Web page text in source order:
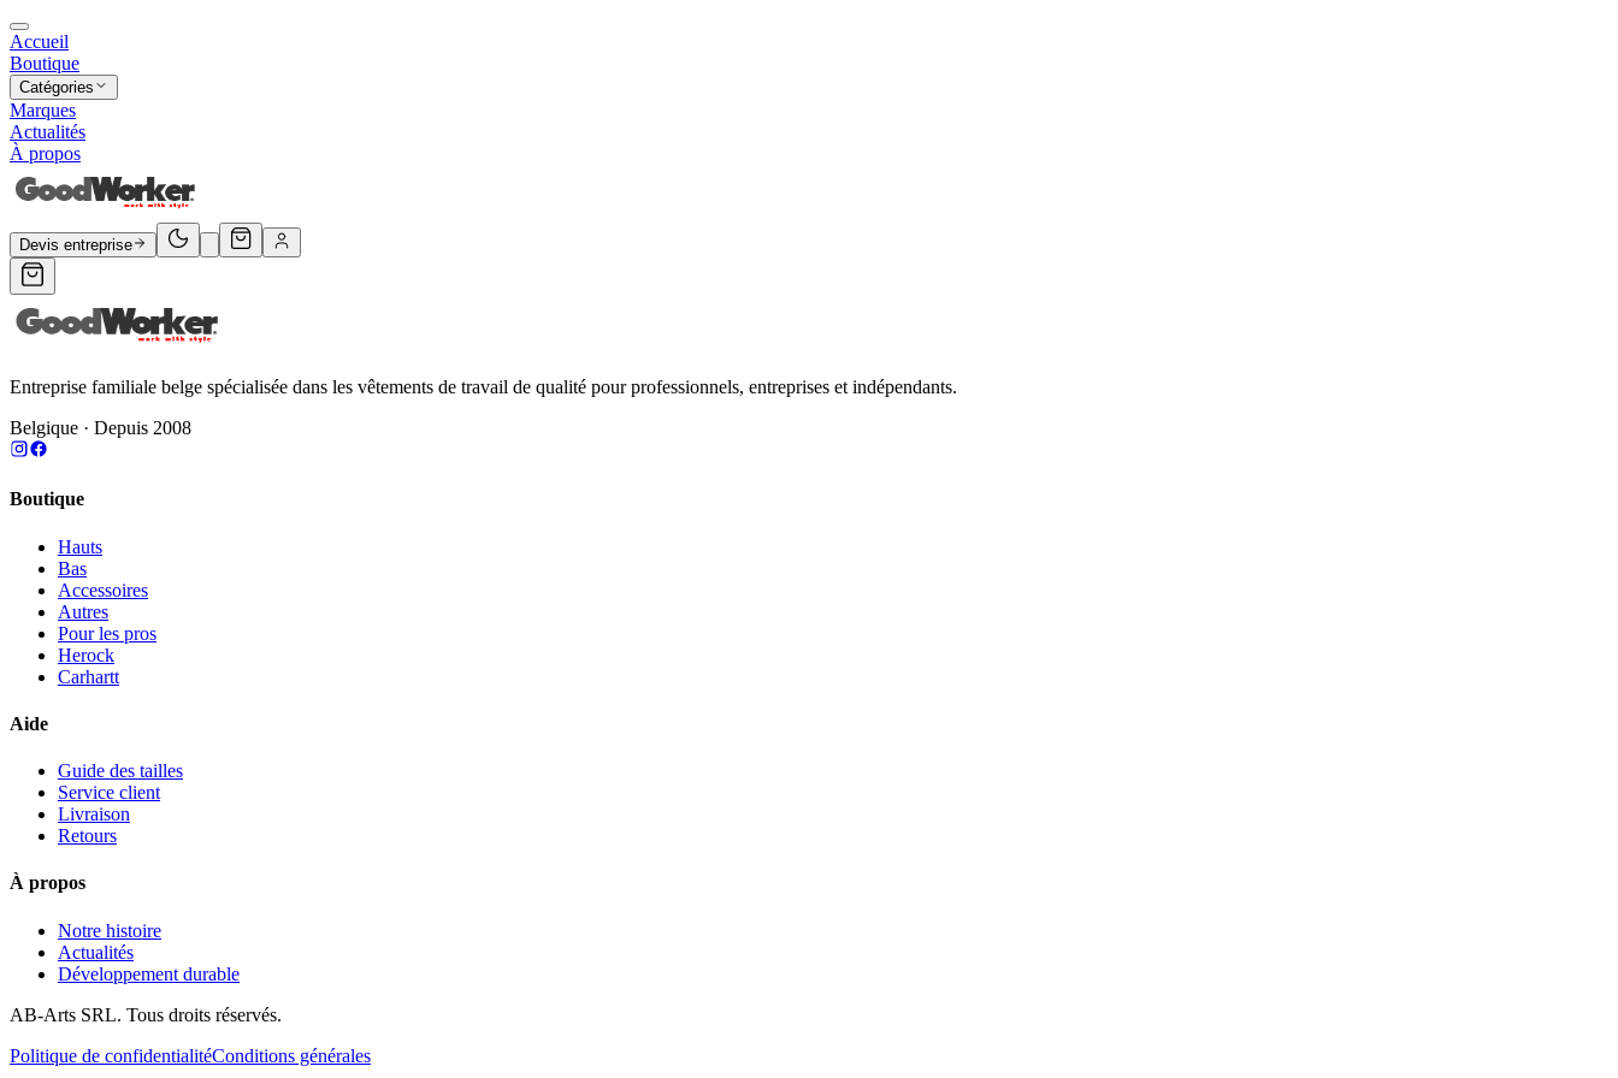
Accueil
Boutique
Catégories
Marques
Actualités
À propos
Devis entreprise
Entreprise familiale belge spécialisée dans les vêtements de travail de qualité pour professionnels, entreprises et indépendants.
Belgique · Depuis 2008
Boutique
Hauts
Bas
Accessoires
Autres
Pour les pros
Herock
Carhartt
Aide
Guide des tailles
Service client
Livraison
Retours
À propos
Notre histoire
Actualités
Développement durable
AB-Arts SRL. Tous droits réservés.
Politique de confidentialitéConditions générales